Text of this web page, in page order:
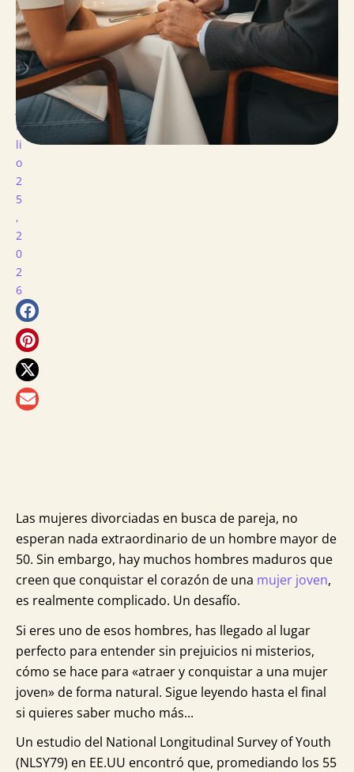
de 50?
escrito
por
mónica
hernández
J
U
Li
O
2
5
,
2
0
2
6
Las mujeres divorciadas en busca de pareja, no
esperan nada extraordinario de un hombre mayor de
50. Sin embargo, hay muchos hombres maduros que
creen que conquistar el corazón de una mujer joven,
es realmente complicado. Un desafío.
Si eres uno de esos hombres, has llegado al lugar
perfecto para entender sin prejuicios ni misterios,
cómo se hace para «atraer y conquistar a una mujer
joven» de forma natural. Sigue leyendo hasta el final
si quieres saber mucho más...
Un estudio del National Longitudinal Survey of Youth
(NLSY79) en EE.UU encontró que, promediando los 55